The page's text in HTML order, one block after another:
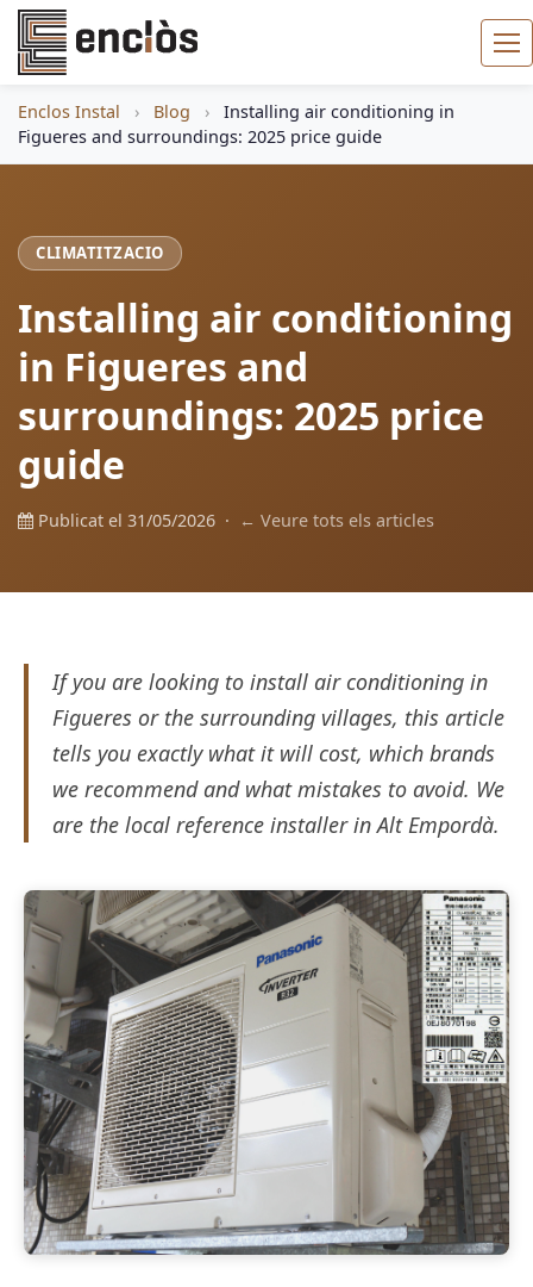
Enclos Instal › Blog ›
Installing air conditioning in
Figueres and surroundings: 2025 price guide
CLIMATITZACIO
Installing air conditioning
in Figueres and
surroundings: 2025 price
guide
Publicat el 31/05/2026 · ← Veure tots els articles
If you are looking to install air conditioning in
Figueres or the surrounding villages, this article
tells you exactly what it will cost, which brands
we recommend and what mistakes to avoid. We
are the local reference installer in Alt Empordà.